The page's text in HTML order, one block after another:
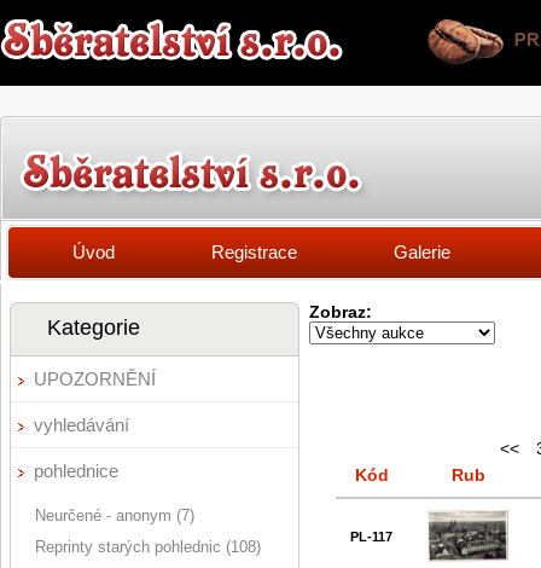
Úvod Registrace Galerie
Kategorie
UPOZORNĚNÍ
vyhledávání
pohlednice
Neurčené - anonym (7)
Reprinty starých pohlednic (108)
Zobraz:
<<
Kód
Rub
PL-117